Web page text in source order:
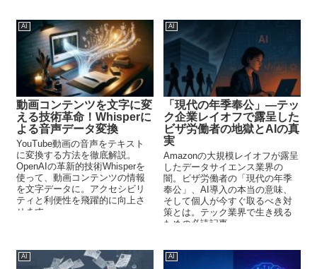
AI
動画コンテンツを文字に変
える技術革命！Whisperに
よる音声データ変換
YouTube動画の音声をテキスト
に変換する方法を徹底解説。
OpenAIの革新的技術Whisperを
使って、動画コンテンツの情報
を文字データに。アクセシビリ
ティと利便性を飛躍的に向上さ
せます。
AI
「現代の年季奉公」—テッ
ク企業レイオフで露呈した
ビザ労働者の地獄とAIの真
実
Amazonの大規模レイオフが露呈
したデータサイエンス業界の
闇。ビザ労働者の「現代の年季
奉公」、AI導入の本当の意味、
そして個人が今すぐ取るべき対
策とは。テック業界で生き残る
ための必読記事。
AI AI